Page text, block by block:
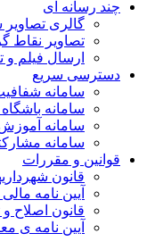
چند رسانه ای
گالری تصاویر
تصاویر نقاط
ارسال فیلم
دسترسی سریع
سامانه
سامانه
سامانه
سامانه
قوانین و مقررات
قانون
آیین نامه
قانون اصلاح
آیین نامه ی